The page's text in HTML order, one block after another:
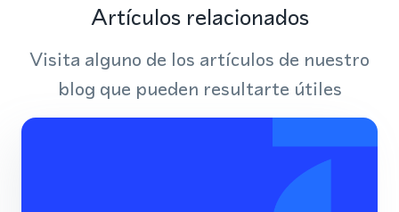
Artículos relacionados
Visita alguno de los artículos de nuestro
blog que pueden resultarte útiles